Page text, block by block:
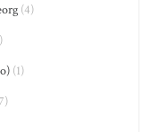
(4)
(1)